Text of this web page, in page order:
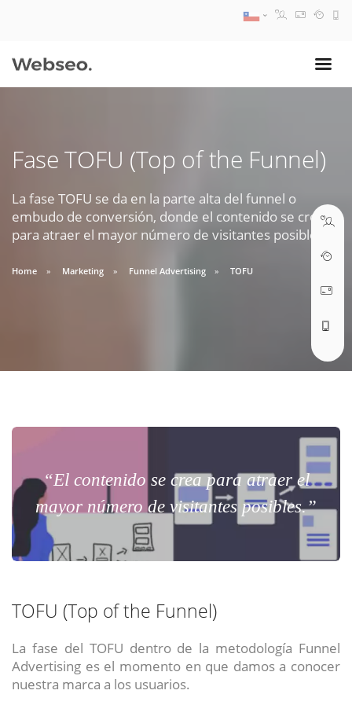
Fase TOFU (Top of the Funnel)
La fase TOFU se da en la parte alta del funnel o
embudo de conversión, donde el contenido se crea
para atraer el mayor número de visitantes posibles
Home Marketing Funnel Advertising TOFU
“El contenido se crea para atraer el
mayor número de visitantes posibles.”
TOFU (Top of the Funnel)
La fase del TOFU dentro de la metodología Funnel
Advertising es el momento en que damos a conocer
nuestra marca a los usuarios.
09:30 AM A 18:30 PM
soporte@webseo.cl
ABRIR TICKET